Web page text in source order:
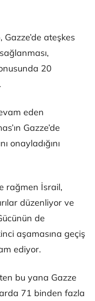
ateşkes
20
eden
Gazze’de
onayladığını
rağmen İsrail,
düzenliyor ve
de
aşamasına geçiş
ediyor.
bu yana Gazze
71 binden fazla